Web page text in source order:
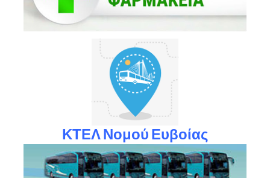
ΚΤΕΛ Νομού Ευβοίας